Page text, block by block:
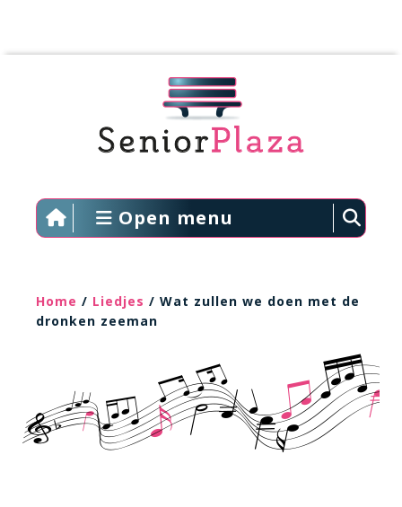
Open menu
Home / Liedjes / Wat zullen we doen met de
dronken zeeman